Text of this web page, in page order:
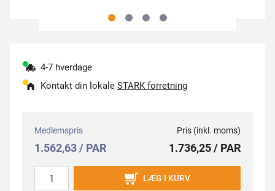
4-7 hverdage
Kontakt din lokale STARK forretning
Medlemspris
1.562,63 / PAR
Pris (inkl. moms)
1.736,25 / PAR
LÆG I KURV